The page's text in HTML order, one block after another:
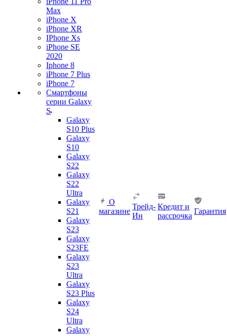
Max
iPhone X
iPhone XR
IPhone Xs
iPhone SE
2020
Iphone 8
iPhone 7 Plus
iPhone 7
Смартфоны
серии Galaxy
S
Galaxy
S10 Plus
Galaxy
S10
Galaxy
S22
Galaxy
S22
Ultra
Galaxy
S21
Galaxy
S23
Galaxy
S23FE
Galaxy
S23
Ultra
Galaxy
S23 Plus
Galaxy
S24
Ultra
Galaxy
О
магазине
Трейд-
Ин
Кредит и
рассрочка
Гарантия